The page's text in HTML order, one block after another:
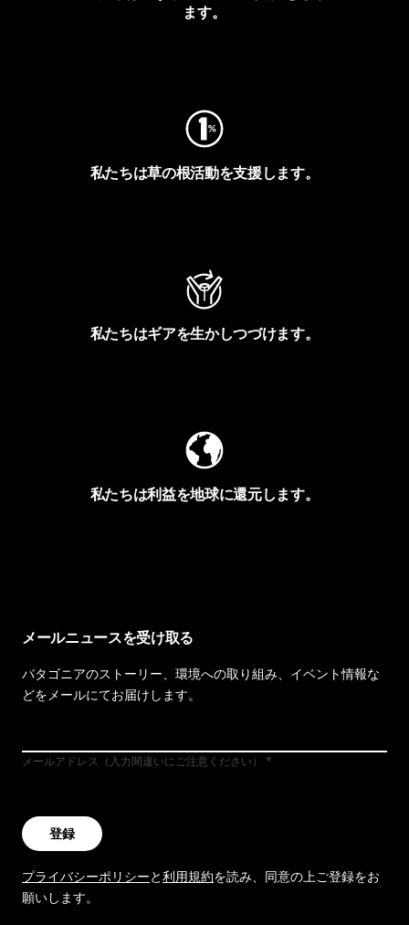
ます。
私たちは草の根活動を支援します。
私たちはギアを生かしつづけます。
私たちは利益を地球に還元します。
メールニュースを受け取る
パタゴニアのストーリー、環境への取り組み、イベント情報な
どをメールにてお届けします。
メールアドレス（入力間違いにご注意ください）
登録
プライバシーポリシーと利用規約を読み、同意の上ご登録をお
願いします。